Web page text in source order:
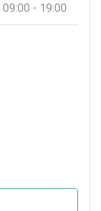
09:00 - 19:00